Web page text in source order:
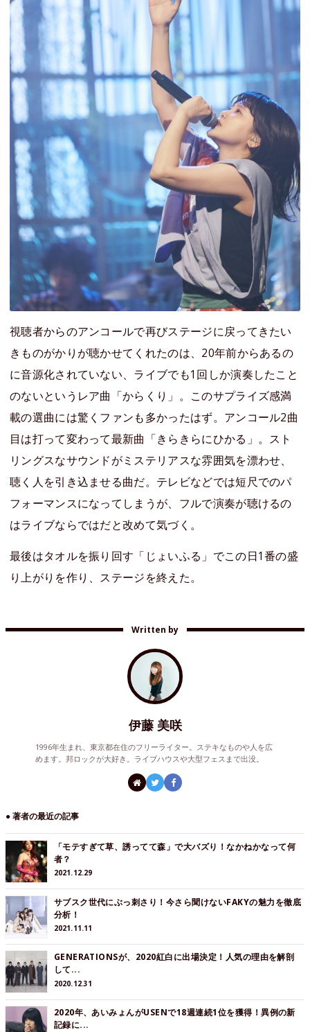
視聴者からのアンコールで再びステージに戻ってきたい
きものがかりが聴かせてくれたのは、20年前からあるの
に音源化されていない、ライブでも1回しか演奏したこと
のないというレア曲「からくり」。このサプライズ感満
載の選曲には驚くファンも多かったはず。アンコール2曲
目は打って変わって最新曲「きらきらにひかる」。スト
リングスなサウンドがミステリアスな雰囲気を漂わせ、
聴く人を引き込ませる曲だ。テレビなどでは短尺でのパ
フォーマンスになってしまうが、フルで演奏が聴けるの
はライブならではだと改めて気づく。
最後はタオルを振り回す「じょいふる」でこの日1番の盛
り上がりを作り、ステージを終えた。
Written by
伊藤 美咲
1996年生まれ、東京都在住のフリーライター。ステキなものや人を広
めます。邦ロックが大好き。ライブハウスや大型フェスまで出没。
● 著者の最近の記事
「モテすぎて草、誘ってて森」で大バズり！なかねかなって何
者？
2021.12.29
サブスク世代にぶっ刺さり！今さら聞けないFAKYの魅力を徹底
分析！
2021.11.11
GENERATIONSが、2020紅白に出場決定！人気の理由を解剖
して...
2020.12.31
2020年、あいみょんがUSENで18週連続1位を獲得！異例の新
記録に...